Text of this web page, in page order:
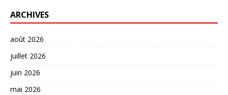
ARCHIVES
août 2026
juillet 2026
juin 2026
mai 2026